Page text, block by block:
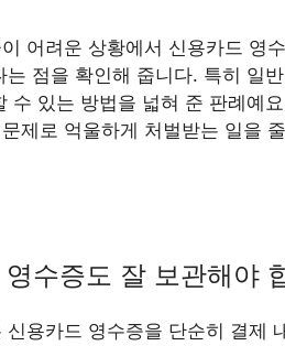
어려운 상황에서 신용카드 영
점을 확인해 줍니다. 특히 일
수 있는 방법을 넓혀 준 판례예
제로 억울하게 처벌받는 일을
수증도 잘 보관해야
용카드 영수증을 단순히 결제